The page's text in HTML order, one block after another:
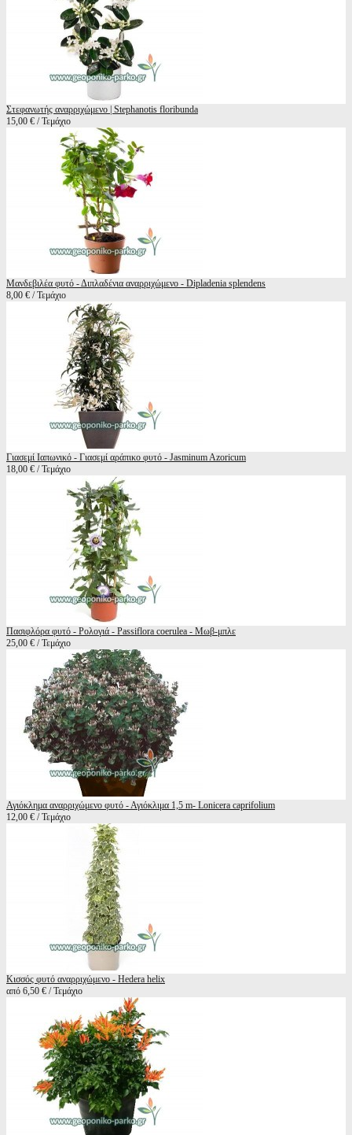
Στεφανωτής αναρριχώμενο | Stephanotis floribunda
15,00 € / Τεμάχιο
Μανδεβιλέα φυτό - Διπλαδένια αναρριχώμενο - Dipladenia splendens
8,00 € / Τεμάχιο
Γιασεμί Ιαπωνικό - Γιασεμί αράπικο φυτό - Jasminum Azoricum
18,00 € / Τεμάχιο
Πασιφλόρα φυτό - Ρολογιά - Passiflora coerulea - Μωβ-μπλε
25,00 € / Τεμάχιο
Αγιόκλημα αναρριχώμενο φυτό - Αγιόκλιμα 1,5 m- Lonicera caprifolium
12,00 € / Τεμάχιο
Κισσός φυτό αναρριχώμενο - Hedera helix
από 6,50 € / Τεμάχιο